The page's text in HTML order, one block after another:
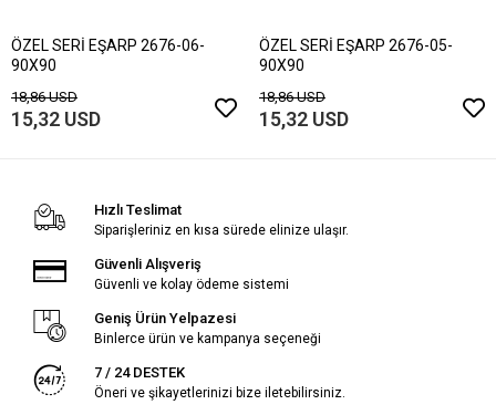
ÖZEL SERİ EŞARP 2676-06-
90X90
18,86 USD
15,32 USD
ÖZEL SERİ EŞARP 2676-05-
90X90
18,86 USD
15,32 USD
Hızlı Teslimat
Siparişleriniz en kısa sürede elinize ulaşır.
Güvenli Alışveriş
Güvenli ve kolay ödeme sistemi
Geniş Ürün Yelpazesi
Binlerce ürün ve kampanya seçeneği
7 / 24 DESTEK
Öneri ve şikayetlerinizi bize iletebilirsiniz.